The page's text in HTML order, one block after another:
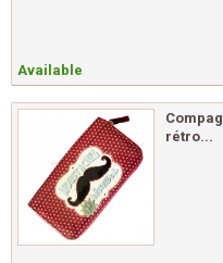
Available
rétro...